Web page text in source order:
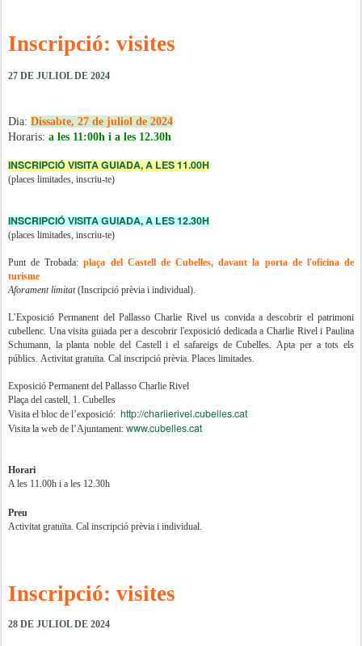
Inscripció: visites
27 DE JULIOL DE 2024
Dia: Dissabte, 27 de juliol de 2024
Horaris: a les 11:00h i a les 12.30h
INSCRIPCIÓ VISITA GUIADA, A LES 11.00H
(places limitades, inscriu-te)
INSCRIPCIÓ VISITA GUIADA, A LES 12.30H
(places limitades, inscriu-te)
Punt de Trobada:plaça del Castell de Cubelles, davant la porta de l'oficina de
turisme
Aforament limitat(Inscripció prèvia i individual).
L’Exposició Permanent del Pallasso Charlie Rivel us convida a descobrir el patrimoni
cubellenc. Una visita guiada per a descobrir l'exposició dedicada a Charlie Rivel i Paulina
Schumann, la planta noble del Castell i el safareigs de Cubelles . Apta per a tots els
públics. Activitat gratuïta. Cal inscripció prèvia. Places limitades.
Exposició Permanent del Pallasso Charlie Rivel
Plaça del castell, 1. Cubelles
Visita el bloc de l’exposició: http://charlierivel.cubelles.cat
Visita la web de l’Ajuntament: www.cubelles.cat
Horari
A les 11.00h i a les 12.30h
Preu
Activitat gratuïta. Cal inscripció prèvia i individual.
Inscripció: visites
28 DE JULIOL DE 2024